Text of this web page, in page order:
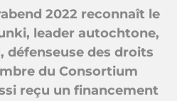
2022 reconnaît le
leader autochtone,
défenseuse des droits
du Consortium
reçu un financement